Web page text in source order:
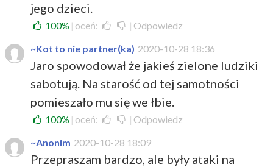
jego dzieci.
100% | oceń: | Odpowiedz
~Kot to nie partner(ka) 2020-10-28 18:36
Jaro spowodował że jakieś zielone ludziki
sabotują. Na starość od tej samotności
pomieszało mu się we łbie.
100% | oceń: | Odpowiedz
~Anonim 2020-10-28 18:09
Przepraszam bardzo, ale były ataki na